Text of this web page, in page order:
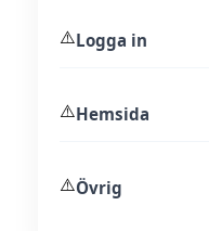
⚠️Logga in
⚠️Hemsida
⚠️Övrig